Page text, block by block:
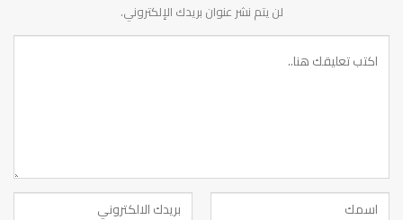
لن يتم نشر عنوان بريدك الإلكتروني.